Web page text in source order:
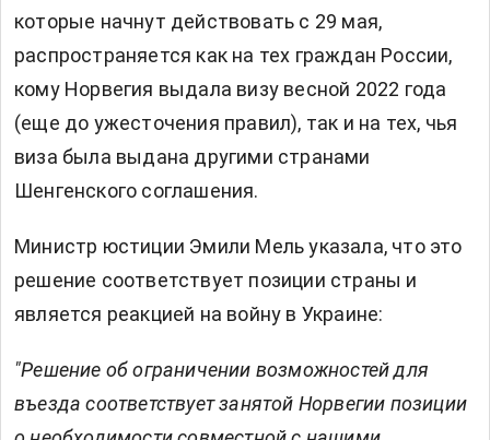
которые начнут действовать с 29 мая,
распространяется как на тех граждан России,
кому Норвегия выдала визу весной 2022 года
(еще до ужесточения правил), так и на тех, чья
виза была выдана другими странами
Шенгенского соглашения.
Министр юстиции Эмили Мель указала, что это
решение соответствует позиции страны и
является реакцией на войну в Украине:
"Решение об ограничении возможностей для
въезда соответствует занятой Норвегии позиции